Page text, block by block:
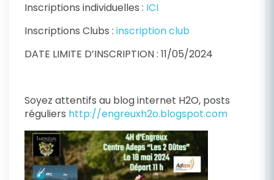
Inscriptions individuelles : ICI
Inscriptions Clubs : inscription club
DATE LIMITE D’INSCRIPTION : 11/05/2024
Soyez attentifs au blog internet H2O, posts
réguliers http://engreuxh2o.blogspot.com